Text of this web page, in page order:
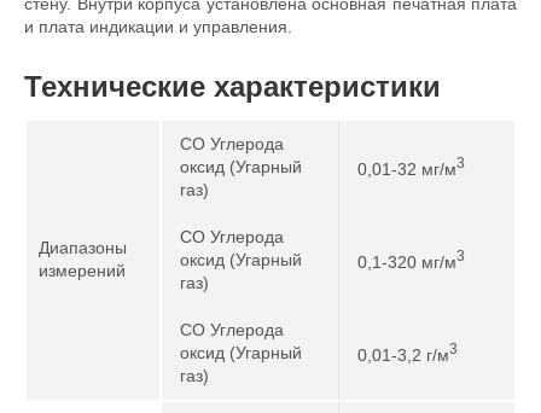
и плата индикации и управления.
Технические характеристики
Диапазоны
измерений
CO Углерода
оксид (Угарный
газ)
0,01-32 мг/м3
CO Углерода
оксид (Угарный
газ)
0,1-320 мг/м3
CO Углерода
оксид (Угарный
газ)
0,01-3,2 г/м3